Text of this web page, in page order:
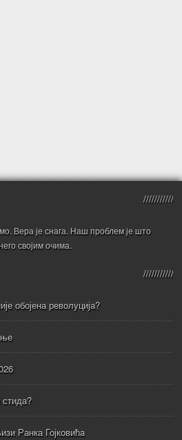
Вера је снага. Наш проблем је што
својим очима.
обојена револуција?
Ранка Гојковића